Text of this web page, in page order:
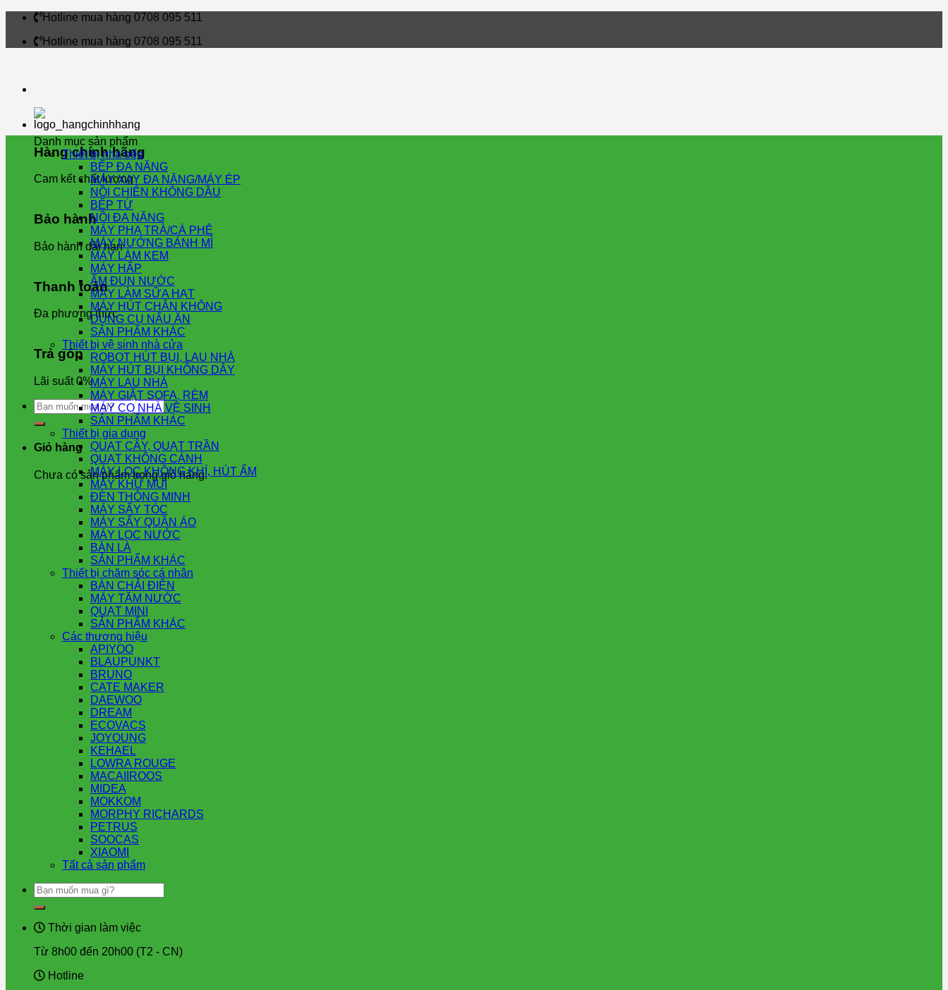
Skip
content
Hotline mua hàng 0708 095 511
Hotline mua hàng 0708 095 511
Hàng chính hãng
Cam kết chất lượng
Bảo hành
Bảo hành dài hạn
Thanh toán
Đa phương thức
Trả góp
Lãi suất 0%
Tìm
kiếm:
Giỏ hàng
Chưa có sản phẩm trong giỏ hàng.
Danh mục sản phẩm
Thiết bị nhà bếp
BẾP ĐA NĂNG
MÁY XAY ĐA NĂNG/MÁY ÉP
NỒI CHIÊN KHÔNG DẦU
BẾP TỪ
NỒI ĐA NĂNG
MÁY PHA TRÀ/CÀ PHÊ
MÁY NƯỚNG BÁNH MÌ
MÁY LÀM KEM
MÁY HẤP
ẤM ĐUN NƯỚC
MÁY LÀM SỮA HẠT
MÁY HÚT CHÂN KHÔNG
DỤNG CỤ NẤU ĂN
SẢN PHẨM KHÁC
Thiết bị vệ sinh nhà cửa
ROBOT HÚT BỤI, LAU NHÀ
MÁY HÚT BỤI KHÔNG DÂY
MÁY LAU NHÀ
MÁY GIẶT SOFA, RÈM
MÁY CỌ NHÀ VỆ SINH
SẢN PHẨM KHÁC
Thiết bị gia dụng
QUẠT CÂY, QUẠT TRẦN
QUẠT KHÔNG CÁNH
MÁY LỌC KHÔNG KHÍ, HÚT ẨM
MÁY KHỬ MÙI
ĐÈN THÔNG MINH
MÁY SẤY TÓC
MÁY SẤY QUẦN ÁO
MÁY LỌC NƯỚC
BÀN LÀ
SẢN PHẨM KHÁC
Thiết bị chăm sóc cá nhân
BÀN CHẢI ĐIỆN
MÁY TĂM NƯỚC
QUẠT MINI
SẢN PHẨM KHÁC
Các thương hiệu
APIYOO
BLAUPUNKT
BRUNO
CATE MAKER
DAEWOO
DREAM
ECOVACS
JOYOUNG
KEHAEL
LOWRA ROUGE
MACAIIROOS
MIDEA
MOKKOM
MORPHY RICHARDS
PETRUS
SOOCAS
XIAOMI
Tất cả sản phẩm
Tìm
kiếm:
Thời gian làm việc
Từ 8h00 đến 20h00 (T2 - CN)
Hotline